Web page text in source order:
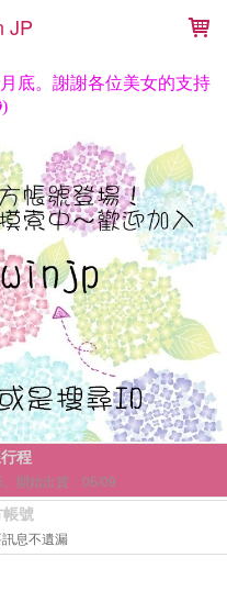
JP
程
開始出貨：06/09
號
息不遺漏